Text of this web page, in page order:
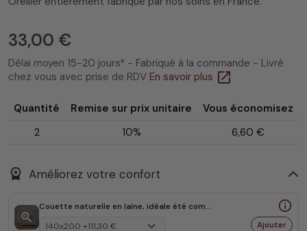
33,00 €
Délai moyen 15-20 jours* - Fabriqué à la commande - Livré
chez vous avec prise de RDV En savoir plus open_in_new
Quantité Remise sur prix unitaire
Vous économisez
2
10% 6,60 €
workspace_premium Améliorez votre confort
zoom_in
Couette naturelle en laine, idéale été comme hiver info_outline
Ajouter